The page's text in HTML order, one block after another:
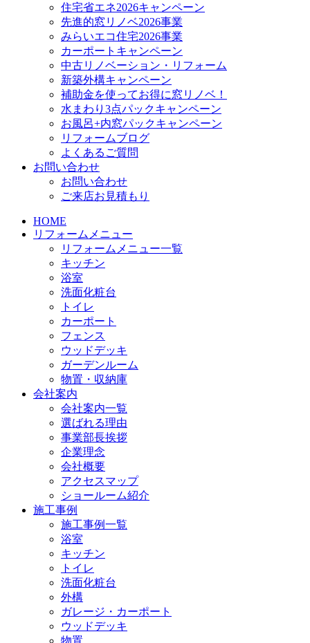
住宅省エネ2026キャンペーン
先進的窓リノベ2026事業
みらいエコ住宅2026事業
カーポートキャンペーン
中古リノベーション・リフォーム
新築外構キャンペーン
補助金を使ってお得に窓リノベ！
水まわり3点パックキャンペーン
お風呂+内窓パックキャンペーン
リフォームブログ
よくあるご質問
お問い合わせ
お問い合わせ
ご来店お見積もり
HOME
リフォームメニュー
リフォームメニュー一覧
キッチン
浴室
洗面化粧台
トイレ
カーポート
フェンス
ウッドデッキ
ガーデンルーム
物置・収納庫
会社案内
会社案内一覧
選ばれる理由
事業部長挨拶
企業理念
会社概要
アクセスマップ
ショールーム紹介
施工事例
施工事例一覧
浴室
キッチン
トイレ
洗面化粧台
外構
ガレージ・カーポート
ウッドデッキ
物置